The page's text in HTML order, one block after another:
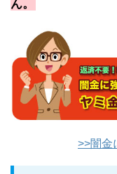
ん。
>>闇金